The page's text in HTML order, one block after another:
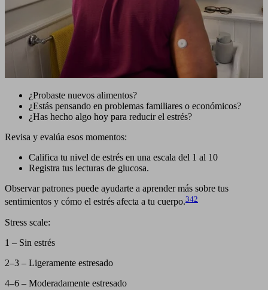
¿Probaste nuevos alimentos?
¿Estás pensando en problemas familiares o económicos?
¿Has hecho algo hoy para reducir el estrés?
Revisa y evalúa esos momentos:
Califica tu nivel de estrés en una escala del 1 al 10
Registra tus lecturas de glucosa.
Observar patrones puede ayudarte a aprender más sobre tus
sentimientos y cómo el estrés afecta a tu cuerpo.342
Stress scale:
1 – Sin estrés
2–3 – Ligeramente estresado
4–6 – Moderadamente estresado